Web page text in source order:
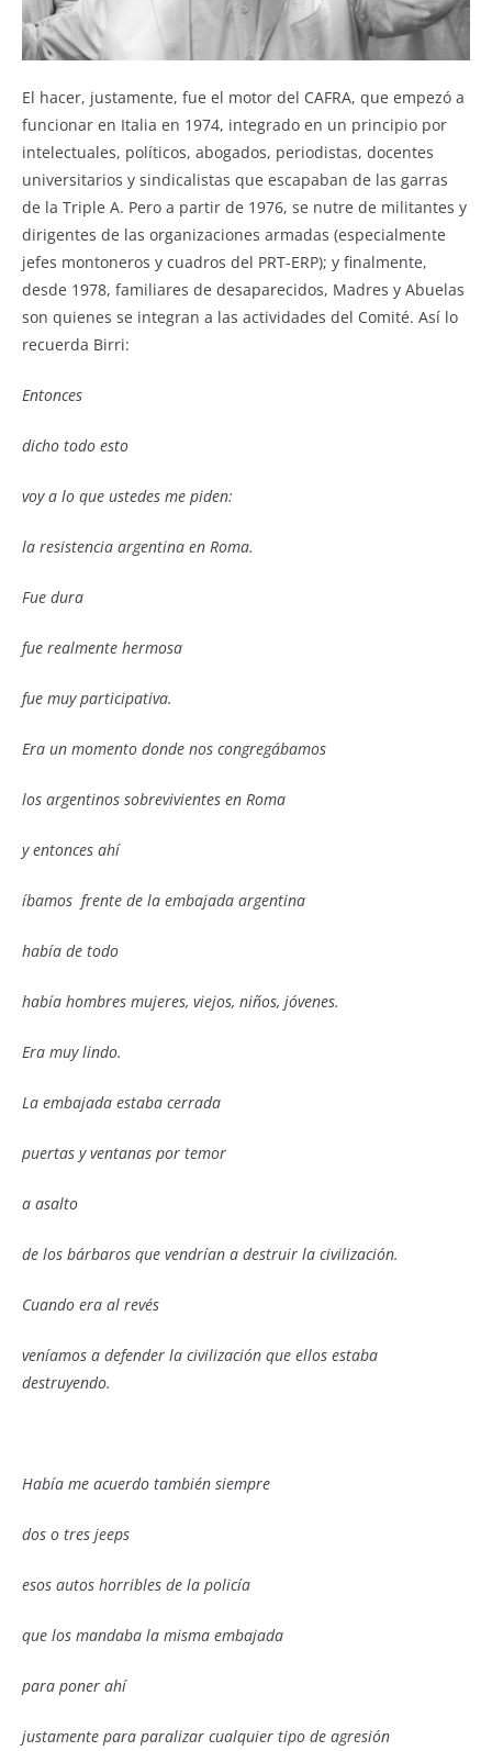
El hacer, justamente, fue el motor del CAFRA, que empezó a
funcionar en Italia en 1974, integrado en un principio por
intelectuales, políticos, abogados, periodistas, docentes
universitarios y sindicalistas que escapaban de las garras
de la Triple A. Pero a partir de 1976, se nutre de militantes y
dirigentes de las organizaciones armadas (especialmente
jefes montoneros y cuadros del PRT-ERP); y finalmente,
desde 1978, familiares de desaparecidos, Madres y Abuelas
son quienes se integran a las actividades del Comité. Así lo
recuerda Birri:
Entonces
dicho todo esto
voy a lo que ustedes me piden:
la resistencia argentina en Roma.
Fue dura
fue realmente hermosa
fue muy participativa.
Era un momento donde nos congregábamos
los argentinos sobrevivientes en Roma
y entonces ahí
íbamos frente de la embajada argentina
había de todo
había hombres mujeres, viejos, niños, jóvenes.
Era muy lindo.
La embajada estaba cerrada
puertas y ventanas por temor
a asalto
de los bárbaros que vendrían a destruir la civilización.
Cuando era al revés
veníamos a defender la civilización que ellos estaba
destruyendo.
Había me acuerdo también siempre
dos o tres jeeps
esos autos horribles de la policía
que los mandaba la misma embajada
para poner ahí
justamente para paralizar cualquier tipo de agresión